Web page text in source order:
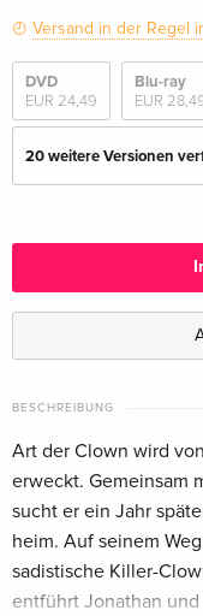
Versand in der Regel
DVD
EUR 24,49
Blu-ray
EUR
20 weitere Versionen
HD + Blu-ray + DVD
HD + Blu-ray + DVD
Deutsch
Cover H, Limited
Deutsch
BESCHREIBUNG
Art der Clown wird
erweckt. Gemeinsam
sucht er ein Jahr
heim. Auf seinem
sadistische Killer-
entführt Jonathan